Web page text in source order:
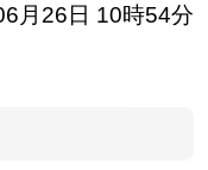
月26日 10時54分